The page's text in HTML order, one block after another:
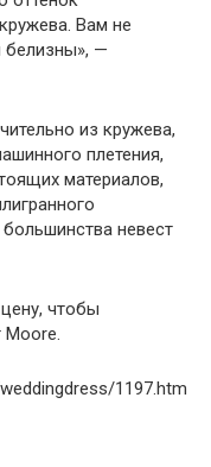
Вам не
белизны», —
из кружева,
плетения,
материалов,
невест
чтобы
1197.htm